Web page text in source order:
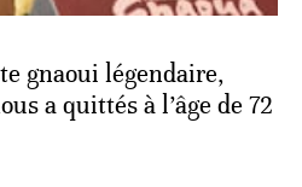
gnaoui légendaire,
a quittés à l’âge de 72